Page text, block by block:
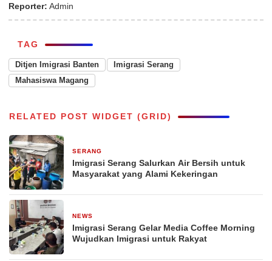
Reporter: Admin
TAG
Ditjen Imigrasi Banten
Imigrasi Serang
Mahasiswa Magang
RELATED POST WIDGET (GRID)
SERANG
Imigrasi Serang Salurkan Air Bersih untuk
Masyarakat yang Alami Kekeringan
NEWS
Imigrasi Serang Gelar Media Coffee Morning
Wujudkan Imigrasi untuk Rakyat